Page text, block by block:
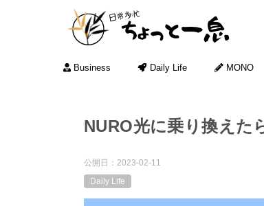
Business Daily Life MONO
NURO光に乗り換えた
公開日： 2023-02-11
Daily Life